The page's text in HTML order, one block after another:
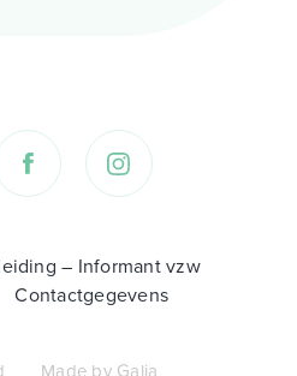
– Informant vzw
Contactgegevens
Made by Galia